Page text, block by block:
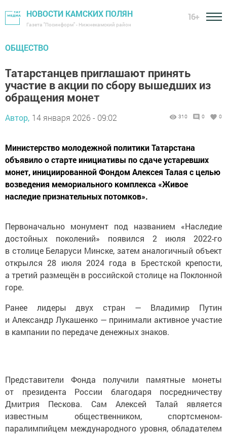
НОВОСТИ КАМСКИХ ПОЛЯН
Газета "Посинформ" - Нижнекамский район
16+
ОБЩЕСТВО
Татарстанцев приглашают принять
участие в акции по сбору вышедших из
обращения монет
Автор, 14 января 2026 - 09:02 310 0 0
Министерство молодежной политики Татарстана
объявило о старте инициативы по сдаче устаревших
монет, инициированной Фондом Алексея Талая с целью
возведения мемориального комплекса «Живое
наследие признательных потомков».
Первоначально монумент под названием «Наследие
достойных поколений» появился 2 июля 2022-го
в столице Беларуси Минске, затем аналогичный объект
открылся 28 июля 2024 года в Брестской крепости,
а третий размещён в российской столице на Поклонной
горе.
Ранее лидеры двух стран — Владимир Путин
и Александр Лукашенко — принимали активное участие
в кампании по передаче денежных знаков.
Представители Фонда получили памятные монеты
от президента России благодаря посредничеству
Дмитрия Пескова. Сам Алексей Талай является
известным общественником, спортсменом-
паралимпийцем международного уровня, обладателем